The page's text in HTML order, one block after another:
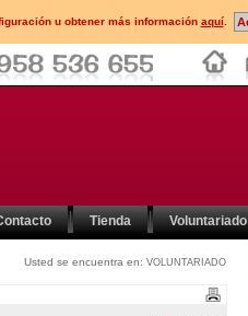
u obtener más información aquí.
Tienda Voluntariado
Usted se encuentra en: VOLUNTARIADO